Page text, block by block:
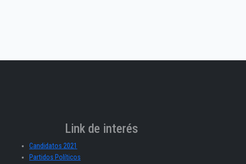
Link de interés
Candidatos 2021
Partidos Políticos